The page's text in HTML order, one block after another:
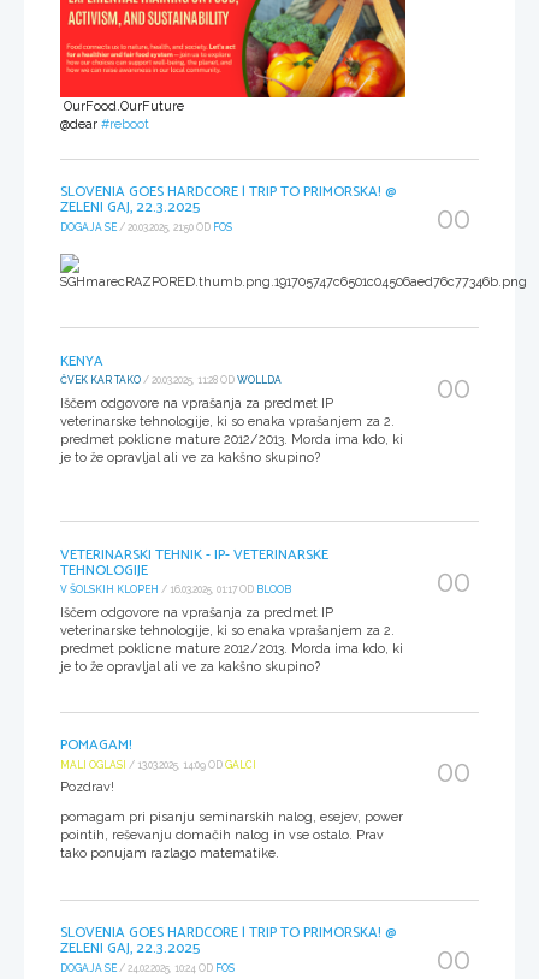
OurFood.OurFuture
@dear #reboot
SLOVENIA GOES HARDCORE | TRIP TO PRIMORSKA! @
ZELENI GAJ, 22.3.2025
DOGAJA SE / 20.03.2025, 21:50 OD FOS 00
KENYA
ČVEK KAR TAKO / 20.03.2025, 11:28 OD WOLLDA
Iščem odgovore na vprašanja za predmet IP
veterinarske tehnologije, ki so enaka vprašanjem za 2.
predmet poklicne mature 2012/2013. Morda ima kdo, ki
je to že opravljal ali ve za kakšno skupino?
00
VETERINARSKI TEHNIK - IP- VETERINARSKE
TEHNOLOGIJE
V ŠOLSKIH KLOPEH / 16.03.2025, 01:17 OD BLOOB
Iščem odgovore na vprašanja za predmet IP
veterinarske tehnologije, ki so enaka vprašanjem za 2.
predmet poklicne mature 2012/2013. Morda ima kdo, ki
je to že opravljal ali ve za kakšno skupino?
00
POMAGAM!
MALI OGLASI / 13.03.2025, 14:09 OD GALCI
Pozdrav!
pomagam pri pisanju seminarskih nalog, esejev, power
pointih, reševanju domačih nalog in vse ostalo. Prav
tako ponujam razlago matematike.
00
SLOVENIA GOES HARDCORE | TRIP TO PRIMORSKA! @
ZELENI GAJ, 22.3.2025
DOGAJA SE / 24.02.2025, 10:24 OD FOS 00